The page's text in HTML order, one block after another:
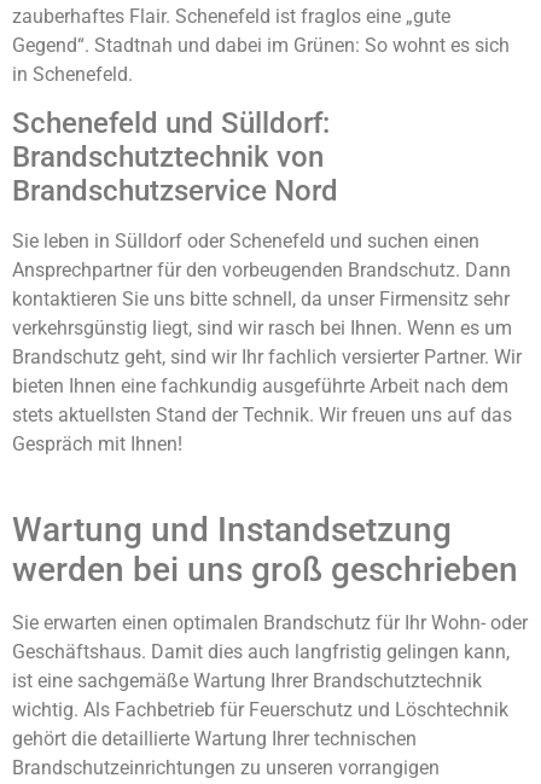
zauberhaftes Flair. Schenefeld ist fraglos eine „gute
Gegend“. Stadtnah und dabei im Grünen: So wohnt es sich
in Schenefeld.
Schenefeld und Sülldorf:
Brandschutztechnik von
Brandschutzservice Nord
Sie leben in Sülldorf oder Schenefeld und suchen einen
Ansprechpartner für den vorbeugenden Brandschutz. Dann
kontaktieren Sie uns bitte schnell, da unser Firmensitz sehr
verkehrsgünstig liegt, sind wir rasch bei Ihnen. Wenn es um
Brandschutz geht, sind wir Ihr fachlich versierter Partner. Wir
bieten Ihnen eine fachkundig ausgeführte Arbeit nach dem
stets aktuellsten Stand der Technik. Wir freuen uns auf das
Gespräch mit Ihnen!
Wartung und Instandsetzung
werden bei uns groß geschrieben
Sie erwarten einen optimalen Brandschutz für Ihr Wohn- oder
Geschäftshaus. Damit dies auch langfristig gelingen kann,
ist eine sachgemäße Wartung Ihrer Brandschutztechnik
wichtig. Als Fachbetrieb für Feuerschutz und Löschtechnik
gehört die detaillierte Wartung Ihrer technischen
Brandschutzeinrichtungen zu unseren vorrangigen